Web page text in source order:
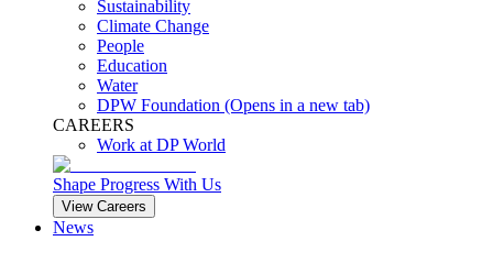
Sustainability
Climate Change
People
Education
Water
DPW Foundation (Opens in a new tab)
CAREERS
Work at DP World
Shape Progress With Us
View Careers
News